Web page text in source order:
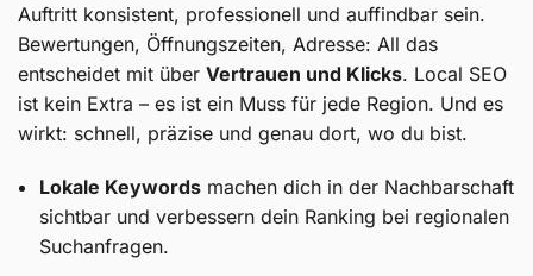
Auftritt konsistent, professionell und auffindbar sein.
Bewertungen, Öffnungszeiten, Adresse: All das
entscheidet mit über Vertrauen und Klicks. Local SEO
ist kein Extra – es ist ein Muss für jede Region. Und es
wirkt: schnell, präzise und genau dort, wo du bist.
Lokale Keywordsmachen dich in der Nachbarschaft
sichtbar und verbessern dein Ranking bei regionalen
Suchanfragen.